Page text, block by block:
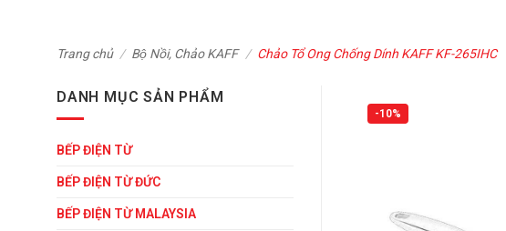
Trang chủ / Bộ Nồi, Chảo KAFF / Chảo Tổ Ong Chống Dính KAFF KF-265IHC
DANH MỤC SẢN PHẨM
BẾP ĐIỆN TỪ
BẾP ĐIỆN TỪ ĐỨC
BẾP ĐIỆN TỪ MALAYSIA
-10%